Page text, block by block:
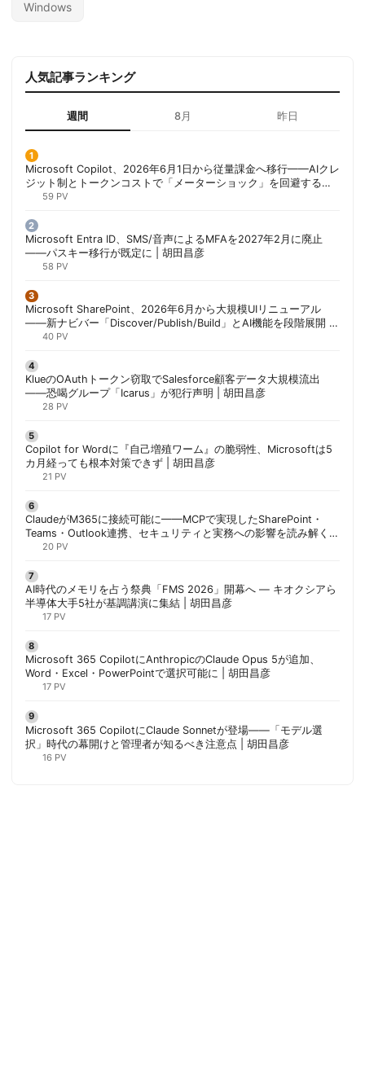
Windows
人気記事ランキング
週間 8月 昨日
Microsoft Copilot、2026年6月1日から従量課金へ移行——AIクレ
ジット制とトークンコストで「メーターショック」を回避する方
法 | 胡田昌彦
59 PV
Microsoft Entra ID、SMS/音声によるMFAを2027年2月に廃止
——パスキー移行が既定に | 胡田昌彦
58 PV
Microsoft SharePoint、2026年6月から大規模UIリニューアル
——新ナビバー「Discover/Publish/Build」とAI機能を段階展開 |
胡田昌彦
40 PV
KlueのOAuthトークン窃取でSalesforce顧客データ大規模流出
——恐喝グループ「Icarus」が犯行声明 | 胡田昌彦
28 PV
Copilot for Wordに『自己増殖ワーム』の脆弱性、Microsoftは5
カ月経っても根本対策できず | 胡田昌彦
21 PV
ClaudeがM365に接続可能に——MCPで実現したSharePoint・
Teams・Outlook連携、セキュリティと実務への影響を読み解く |
胡田昌彦
20 PV
AI時代のメモリを占う祭典「FMS 2026」開幕へ ― キオクシアら
半導体大手5社が基調講演に集結 | 胡田昌彦
17 PV
Microsoft 365 CopilotにAnthropicのClaude Opus 5が追加、
Word・Excel・PowerPointで選択可能に | 胡田昌彦
17 PV
Microsoft 365 CopilotにClaude Sonnetが登場——「モデル選
択」時代の幕開けと管理者が知るべき注意点 | 胡田昌彦
16 PV